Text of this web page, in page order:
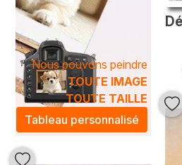
Nous pouvons peindre
TOUTE IMAGE
TOUTE TAILLE
Tableau personnalisé